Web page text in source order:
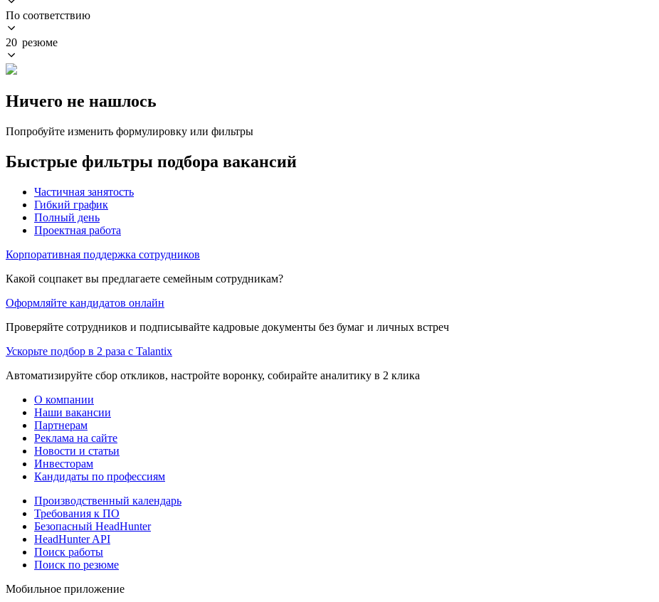
По соответствию
20 резюме
Ничего не нашлось
Попробуйте изменить формулировку или фильтры
Быстрые фильтры подбора вакансий
Частичная занятость
Гибкий график
Полный день
Проектная работа
Корпоративная поддержка сотрудников
Какой соцпакет вы предлагаете семейным сотрудникам?
Оформляйте кандидатов онлайн
Проверяйте сотрудников и подписывайте кадровые документы без бумаг и личных встреч
Ускорьте подбор в 2 раза с Talantix
Автоматизируйте сбор откликов, настройте воронку, собирайте аналитику в 2 клика
О компании
Наши вакансии
Партнерам
Реклама на сайте
Новости и статьи
Инвесторам
Кандидаты по профессиям
Производственный календарь
Требования к ПО
Безопасный HeadHunter
HeadHunter API
Поиск работы
Поиск по резюме
Мобильное приложение